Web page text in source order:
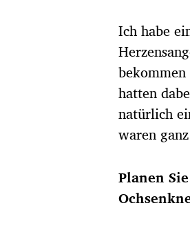
Ich habe
hatten
natürlich
waren
Planen